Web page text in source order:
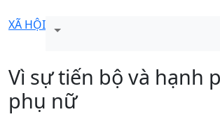
XÃ HỘI
Vì sự tiến bộ và hạnh
phụ nữ